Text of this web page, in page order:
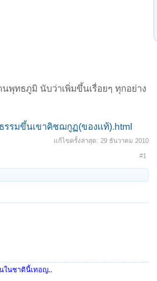
พุทธภูมิ นับว่าเพิ่มขึ้นเรื่อยๆ ทุกอย่าง
รมขึ้นเขาคิชฌกูฏ(ของเเท้).html
แก้ไขครั้งล่าสุด: 29 ธันวาคม 2010
#1
ในชาตินี้เทอญ..